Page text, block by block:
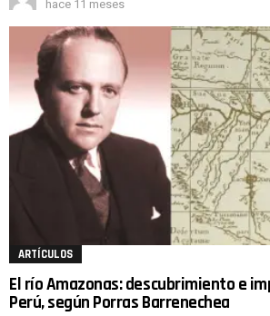
hace 11 meses
ARTÍCULOS
El río Amazonas: descubrimiento e
Perú, según Porras Barrenechea